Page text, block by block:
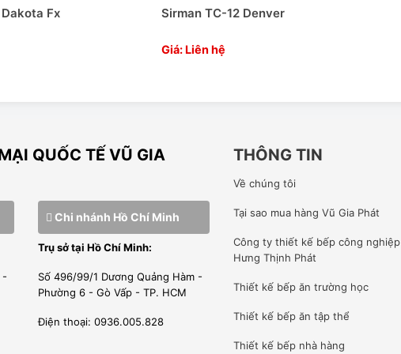
Fx Sirman TC-12 Denver
Giá: Liên hệ
QUỐC TẾ VŨ GIA
-
Chi nhánh Hồ Chí Minh
Trụ sở tại Hồ Chí Minh:
Số 496/99/1 Dương Quảng Hàm -
Phường 6 - Gò Vấp - TP. HCM
Điện thoại: 0936.005.828
THÔNG TIN
Về chúng tôi
Tại sao mua hàng Vũ Gia Phát
Công ty thiết kế bếp công nghiệp
Hưng Thịnh Phát
Thiết kế bếp ăn trường học
Thiết kế bếp ăn tập thể
Thiết kế bếp nhà hàng